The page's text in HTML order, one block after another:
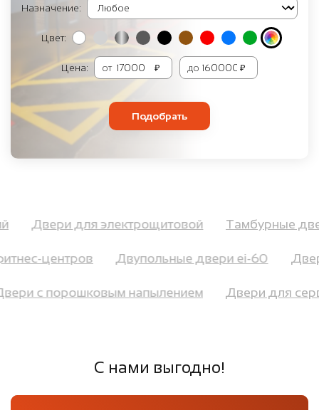
Назначение:
Цвет:
Цена: от ₽ до ₽
Подобрать
Двери для электрощитовой Тамбурные
центров Двупольные двери ei-60
Двери с порошковым напылением Двери для
С нами выгодно!